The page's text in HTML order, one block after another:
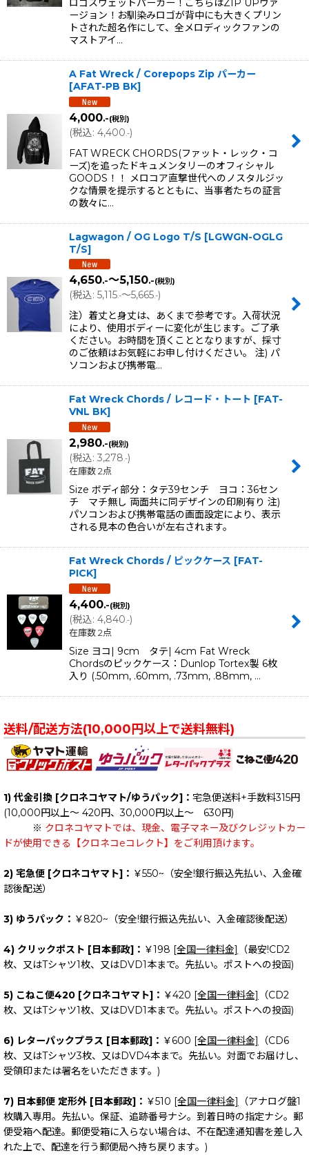
ロゴスウェットパーカー！こちらはZIP UPヴァ
ージョン！お馴染みロゴが背中にも大きくプリン
トされた超名作にして、全メロディックファンの
マストアイ…
A Fat Wreck / Corepops Zip パーカー
[AFAT-PB BK]
4,000.-(税別)
(税込: 4,400.-)
FAT WRECK CHORDS(ファット・レック・コ
ーズ)を追ったドキュメンタリーのオフィシャル
GOODS！！ メロコア直撃世代へのノスタルジッ
クな情景を提示するとともに、当事者たちの証言
の数々に…
Lagwagon / OG Logo T/S [LGWGN-OGLG
T/S]
4,650.-～5,150.-(税別)
(税込: 5,115.-～5,665.-)
注）着丈と身丈は、あくまで参考です。入荷状況
により、使用ボディーに変化が生じます。ご了承
ください。お時間を頂くこととなりますが、採寸
のご依頼はお気軽にお申し付けください。 注) パ
ソコンおよび携帯電…
Fat Wreck Chords / レコード・トート [FAT-
VNL BK]
2,980.-(税別)
(税込: 3,278.-)
在庫数 2点
Size ボディ部分：タテ39センチ ヨコ：36セン
チ マチ無し 両面共に同デザインの印刷有り 注)
パソコンおよび携帯電話の画面設定により、表示
される見本の色合いが左右されます。
Fat Wreck Chords / ピックケース [FAT-
PICK]
4,400.-(税別)
(税込: 4,840.-)
在庫数 2点
Size ヨコ| 9cm タテ| 4cm Fat Wreck
Chordsのピックケース：Dunlop Tortex製 6枚
入り (.50mm, .60mm, .73mm, .88mm, …
送料/配送方法(10,000円以上で送料無料)
1) 代金引換 [クロネコヤマト/ゆうパック]： 宅急便送料+手数料315円
(10,000円以上～ 420円、30,000円以上～ 630円)
※ クロネコヤマトでは、現金、電子マネー及びクレジットカー
ドが使用できる【クロネコeコレクト】をご利用頂けます。
2) 宅急便 [クロネコヤマト]： ￥550~（安全!銀行振込先払い、入金確
認後配送）
3) ゆうパック： ￥820~（安全!銀行振込先払い、入金確認後配送）
4) クリックポスト [日本郵政]： ￥198 [全国一律料金]
（最安!CD2
枚、又はTシャツ1枚、又はDVD1本まで。先払い。ポストへの投函)
5) こねこ便420 [クロネコヤマト]： ￥420 [全国一律料金]
（CD2
枚、又はTシャツ1枚、又はDVD1本まで。先払い。ポストへの投函)
6) レターパックプラス [日本郵政]： ￥600 [全国一律料金]
（CD6
枚、又はTシャツ3枚、又はDVD4本まで。先払い。対面でお届けし、
受領印または署名をいただきます。)
7) 日本郵便 定形外 [日本郵政]： ￥510 [全国一律料金]
（アナログ盤1
枚購入専用。先払い。保証、追跡番号ナシ。到着日時の指定ナシ。郵
便受箱へ配達。郵便受箱に入らない場合は、不在配達通知書を差し入
れた上で、配達を行う郵便局へ持ち戻ります。)